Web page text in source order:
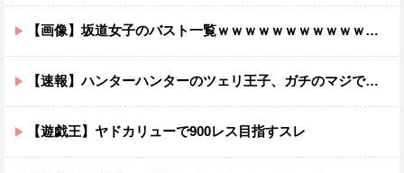
【画像】坂道女子のバスト一覧ｗｗｗｗｗｗｗｗｗｗｗｗwｗｗｗｗ
【速報】ハンターハンターのツェリ王子、ガチのマジで逝く
【遊戯王】ヤドカリューで900レス目指すスレ